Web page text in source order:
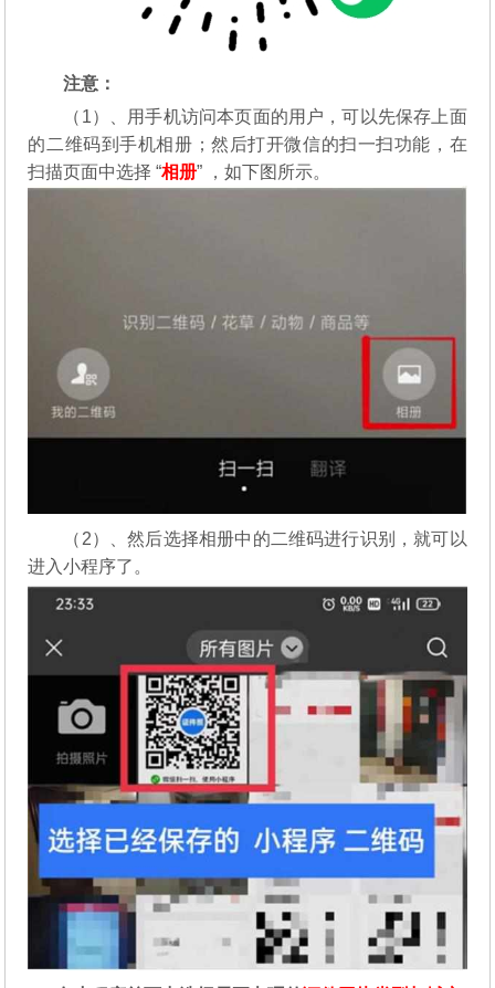
注意：
（1）、用手机访问本页面的用户，可以先保存上面
的二维码到手机相册；然后打开微信的扫一扫功能，在
扫描页面中选择 “相册” ，如下图所示。
（2）、然后选择相册中的二维码进行识别，就可以
进入小程序了。